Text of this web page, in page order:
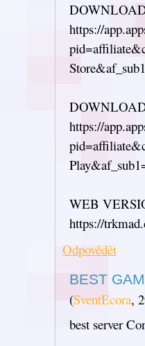
https://
https://
WEB
https://
Odpovědět
BEST
(SventEcora,
best server